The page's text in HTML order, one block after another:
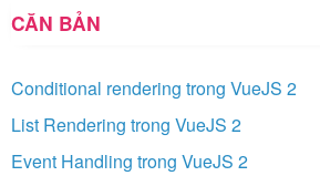
CĂN BẢN
Conditional rendering trong VueJS 2
List Rendering trong VueJS 2
Event Handling trong VueJS 2